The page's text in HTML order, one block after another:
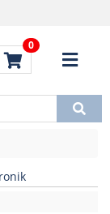
0